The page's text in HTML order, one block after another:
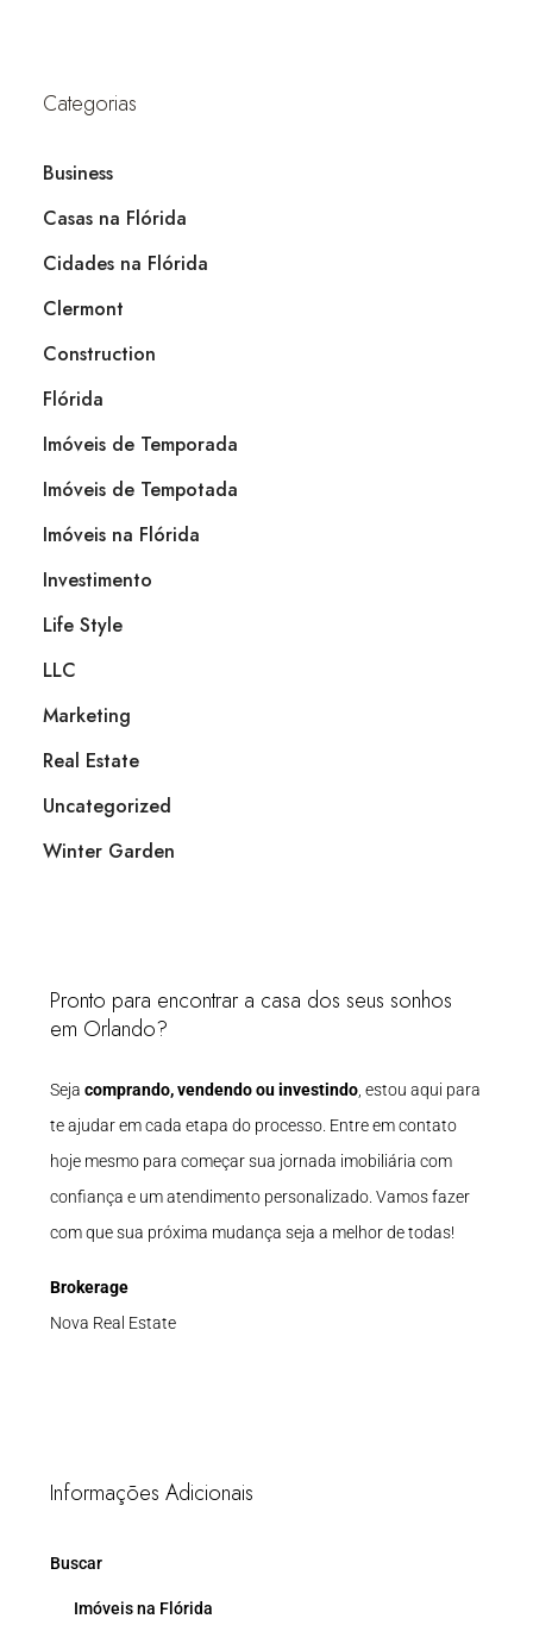
Categorias
Business
Casas na Flórida
Cidades na Flórida
Clermont
Construction
Flórida
Imóveis de Temporada
Imóveis de Tempotada
Imóveis na Flórida
Investimento
Life Style
LLC
Marketing
Real Estate
Uncategorized
Winter Garden
Pronto para encontrar a casa dos seus sonhos
em Orlando?
Seja comprando, vendendo ou investindo , estou aqui para
te ajudar em cada etapa do processo. Entre em contato
hoje mesmo para começar sua jornada imobiliária com
confiança e um atendimento personalizado. Vamos fazer
com que sua próxima mudança seja a melhor de todas!
Brokerage
Nova Real Estate
Informações Adicionais
Buscar
Imóveis na Flórida